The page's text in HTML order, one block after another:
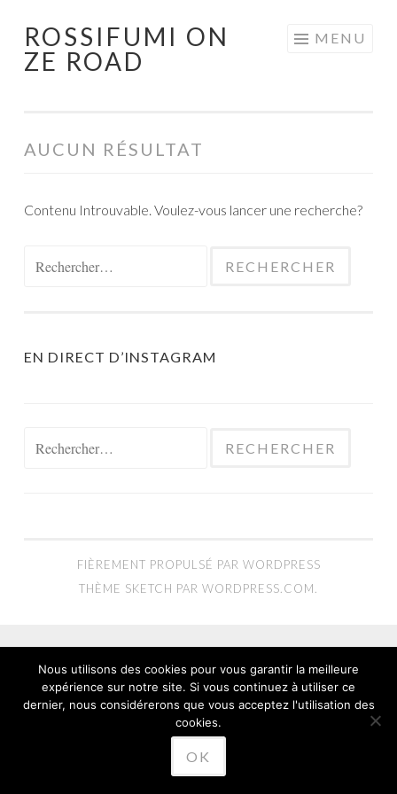
Aller
au
ROSSIFUMI ON
ZE ROAD
MENU
AUCUN RÉSULTAT
Contenu Introuvable. Voulez-vous lancer une recherche?
EN DIRECT D’INSTAGRAM
FIÈREMENT PROPULSÉ PAR WORDPRESS
THÈME SKETCH PAR WORDPRESS.COM
Nous utilisons des cookies pour vous garantir la meilleure
expérience sur notre site. Si vous continuez à utiliser ce
dernier, nous considérerons que vous acceptez l'utilisation des
cookies.
OK